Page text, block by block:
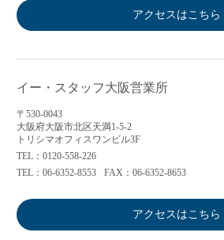
アクセスはこちら
イー・スタッフ大阪営業所
〒530-0043
大阪府大阪市北区天満1-5-2
トリシマオフィスワンビル3F
TEL：0120-558-226
TEL：06-6352-8553
FAX：06-6352-8653
アクセスはこちら